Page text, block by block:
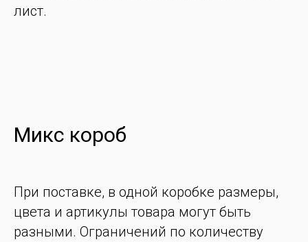
лист.
Микс короб
При поставке, в одной коробке размеры,
цвета и артикулы товара могут быть
разными. Ограничений по количеству